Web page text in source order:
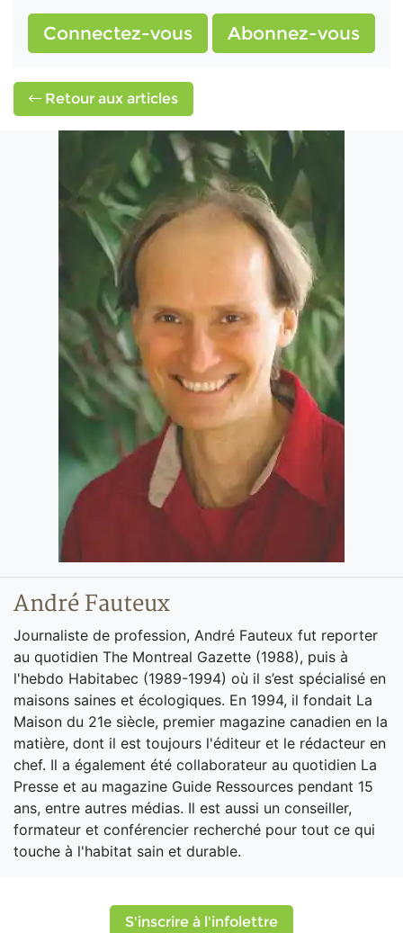
Connectez-vous Abonnez-vous
Retour aux articles
André Fauteux
Journaliste de profession, André Fauteux fut reporter
au quotidien The Montreal Gazette (1988), puis à
l'hebdo Habitabec (1989-1994) où il s’est spécialisé en
maisons saines et écologiques. En 1994, il fondait La
Maison du 21e siècle, premier magazine canadien en la
matière, dont il est toujours l'éditeur et le rédacteur en
chef. Il a également été collaborateur au quotidien La
Presse et au magazine Guide Ressources pendant 15
ans, entre autres médias. Il est aussi un conseiller,
formateur et conférencier recherché pour tout ce qui
touche à l'habitat sain et durable.
S'inscrire à l'infolettre